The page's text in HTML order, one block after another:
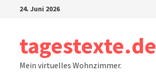
24. Juni 2026
tagestexte.de
Mein virtuelles Wohnzimmer.